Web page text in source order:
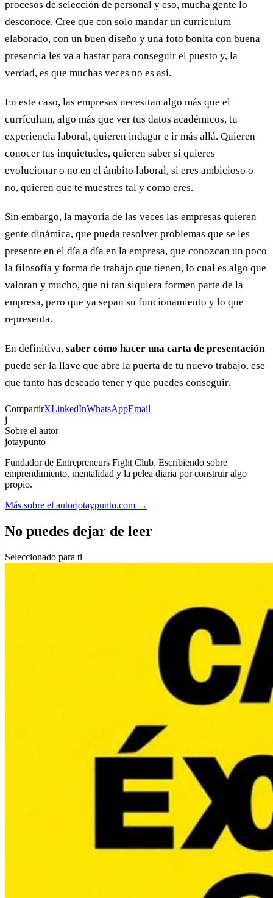
procesos de selección de personal y eso, mucha gente lo
desconoce. Cree que con solo mandar un curriculum
elaborado, con un buen diseño y una foto bonita con buena
presencia les va a bastar para conseguir el puesto y, la
verdad, es que muchas veces no es así.
En este caso, las empresas necesitan algo más que el
currículum, algo más que ver tus datos académicos, tu
experiencia laboral, quieren indagar e ir más allá. Quieren
conocer tus inquietudes, quieren saber si quieres
evolucionar o no en el ámbito laboral, si eres ambicioso o
no, quieren que te muestres tal y como eres.
Sin embargo, la mayoría de las veces las empresas quieren
gente dinámica, que pueda resolver problemas que se les
presente en el día a día en la empresa, que conozcan un poco
la filosofía y forma de trabajo que tienen, lo cual es algo que
valoran y mucho, que ni tan siquiera formen parte de la
empresa, pero que ya sepan su funcionamiento y lo que
representa.
En definitiva, saber cómo hacer una carta de presentación
puede ser la llave que abre la puerta de tu nuevo trabajo, ese
que tanto has deseado tener y que puedes conseguir.
CompartirXLinkedInWhatsAppEmail
j
Sobre el autor
jotaypunto
Fundador de Entrepreneurs Fight Club. Escribiendo sobre
emprendimiento, mentalidad y la pelea diaria por construir algo
propio.
Más sobre el autorjotaypunto.com →
No puedes dejar de leer
Seleccionado para ti